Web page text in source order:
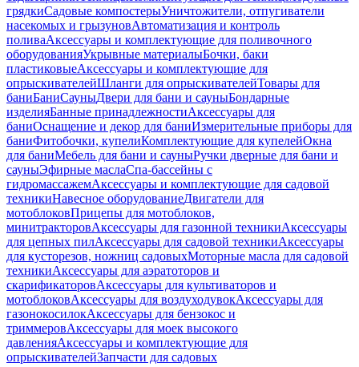
грядкиСадовые компостерыУничтожители, отпугиватели
насекомых и грызуновАвтоматизация и контроль
поливаАксессуары и комплектующие для поливочного
оборудованияУкрывные материалыБочки, баки
пластиковыеАксессуары и комплектующие для
опрыскивателейШланги для опрыскивателейТовары для
баниБаниСауныДвери для бани и сауныБондарные
изделияБанные принадлежностиАксессуары для
баниОснащение и декор для баниИзмерительные приборы для
баниФитобочки, купелиКомплектующие для купелейОкна
для баниМебель для бани и сауныРучки дверные для бани и
сауныЭфирные маслаСпа-бассейны с
гидромассажемАксессуары и комплектующие для садовой
техникиНавесное оборудованиеДвигатели для
мотоблоковПрицепы для мотоблоков,
минитракторовАксессуары для газонной техникиАксессуары
для цепных пилАксессуары для садовой техникиАксессуары
для кусторезов, ножниц садовыхМоторные масла для садовой
техникиАксессуары для аэратоторов и
скарификаторовАксессуары для культиваторов и
мотоблоковАксессуары для воздуходувокАксессуары для
газонокосилокАксессуары для бензокос и
триммеровАксессуары для моек высокого
давленияАксессуары и комплектующие для
опрыскивателейЗапчасти для садовых